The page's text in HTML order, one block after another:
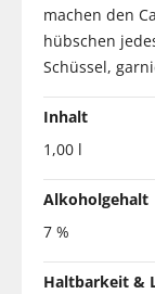
machen den
hübschen
Schüssel,
Inhalt
1,00 l
Alkoholgehalt
7 %
Haltbarkeit &